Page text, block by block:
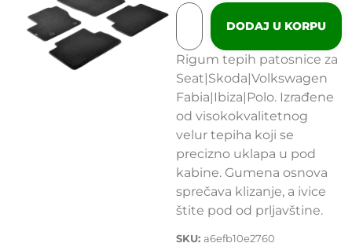
DODAJ U KORPU
Rigum tepih patosnice za
Seat|Skoda|Volkswagen
Fabia|Ibiza|Polo. Izrađene
od visokokvalitetnog
velur tepiha koji se
precizno uklapa u pod
kabine. Gumena osnova
sprečava klizanje, a ivice
štite pod od prljavštine.
SKU: a6efb10e2760